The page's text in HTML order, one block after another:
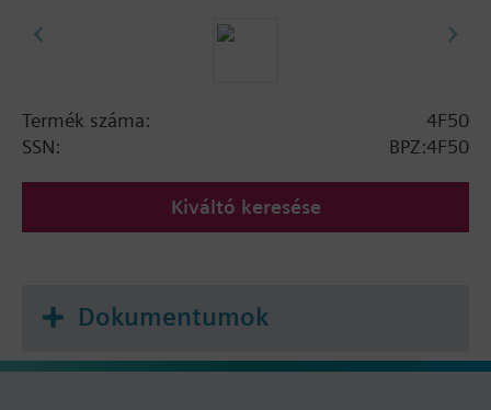
Termék száma:
4F50
SSN:
BPZ:4F50
Kiváltó keresése
Dokumentumok